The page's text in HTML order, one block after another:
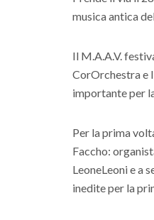
musica antica
Il M.A.A.V.
CorOrchestra e
importante per
Per la prima
Faccho:
LeoneLeoni e a
inedite per la